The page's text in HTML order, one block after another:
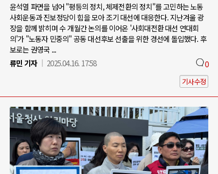
윤석열 파면을 넘어 "평등의 정치, 체제전환의 정치"를 고민하는 노동
사회운동과 진보정당이 힘을 모아 조기 대선에 대응한다. 지난겨울 광
장을 함께 밝히며 수 개월간 논의를 이어온 '사회대전환 대선 연대회
의'가 "노동자 민중의" 공동 대선후보 선출을 위한 경선에 돌입했다. 후
보로는 권영국 ...
류민 기자
2025.04.16. 17:58 0
기사수정